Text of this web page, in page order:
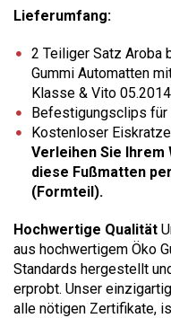
Lieferumfang:
2 Teiliger Satz Aroba
Gummi Automatten
Klasse & Vito
Befestigungsclips
Kostenloser
Verleihen Sie Ihrem
diese Fußmatten
(Formteil).
Hochwertige Qualität
aus hochwertigem Öko
Standards hergestellt
erprobt. Unser
alle nötigen Zertifikate,